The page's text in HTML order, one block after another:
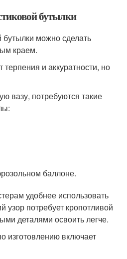
бутылки
можно сделать
краем.
и аккуратности, но
вазу, потребуются такие
баллоне.
удобнее использовать
узор потребует кропотливой
деталями освоить легче.
изготовлению включает